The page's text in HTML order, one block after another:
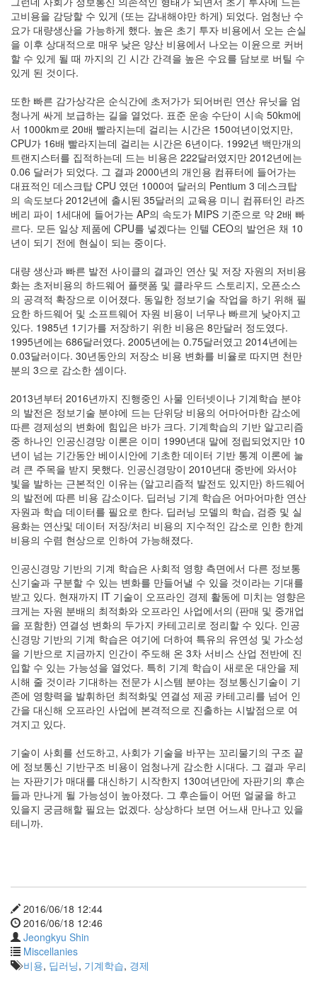
고비용을 감당할 수 있게 (또는 감내해야만 하게) 되었다. 엄청난 수
요가 대량생산을 가능하게 했다. 높은 초기 투자 비용에서 오는 손실
을 이후 상대적으로 매우 낮은 양산 비용에서 나오는 이윤으로 커버
할 수 있게 될 때 까지의 긴 시간 간격을 높은 수요를 담보로 버틸 수
있게 된 것이다.
또한 빠른 감가상각은 순식간에 초저가가 되어버린 연산 유닛을 엄
청나게 싸게 보급하는 길을 열었다. 표준 운송 수단이 시속 50km에
서 1000km로 20배 빨라지는데 걸리는 시간은 150여년이었지만,
CPU가 16배 빨라지는데 걸리는 시간은 6년이다. 1992년 백만개의
트랜지스터를 집적하는데 드는 비용은 222달러였지만 2012년에는
0.06 달러가 되었다. 그 결과 2000년의 개인용 컴퓨터에 들어가는
대표적인 데스크탑 CPU 였던 1000여 달러의 Pentium 3 데스크탑
의 속도보다 2012년에 출시된 35달러의 교육용 미니 컴퓨터인 라즈
베리 파이 1세대에 들어가는 AP의 속도가 MIPS 기준으로 약 2배 빠
르다. 모든 일상 제품에 CPU를 넣겠다는 인텔 CEO의 발언은 채 10
년이 되기 전에 현실이 되는 중이다.
대량 생산과 빠른 발전 사이클의 결과인 연산 및 저장 자원의 저비용
화는 초저비용의 하드웨어 플랫폼 및 클라우드 스토리지, 오픈소스
의 공격적 확장으로 이어졌다. 동일한 정보기술 작업을 하기 위해 필
요한 하드웨어 및 소프트웨어 자원 비용이 너무나 빠르게 낮아지고
있다. 1985년 1기가를 저장하기 위한 비용은 8만달러 정도였다.
1995년에는 686달러였다. 2005년에는 0.75달러였고 2014년에는
0.03달러이다. 30년동안의 저장소 비용 변화를 비율로 따지면 천만
분의 3으로 감소한 셈이다.
2013년부터 2016년까지 진행중인 사물 인터넷이나 기계학습 분야
의 발전은 정보기술 분야에 드는 단위당 비용의 어마어마한 감소에
따른 경제성의 변화에 힘입은 바가 크다. 기계학습의 기반 알고리즘
중 하나인 인공신경망 이론은 이미 1990년대 말에 정립되었지만 10
년이 넘는 기간동안 베이시안에 기초한 데이터 기반 통계 이론에 눌
려 큰 주목을 받지 못했다. 인공신경망이 2010년대 중반에 와서야
빛을 발하는 근본적인 이유는 (알고리즘적 발전도 있지만) 하드웨어
의 발전에 따른 비용 감소이다. 딥러닝 기계 학습은 어마어마한 연산
자원과 학습 데이터를 필요로 한다. 딥러닝 모델의 학습, 검증 및 실
용화는 연산및 데이터 저장/처리 비용의 지수적인 감소로 인한 한계
비용의 수렴 현상으로 인하여 가능해졌다.
인공신경망 기반의 기계 학습은 사회적 영향 측면에서 다른 정보통
신기술과 구분할 수 있는 변화를 만들어낼 수 있을 것이라는 기대를
받고 있다. 현재까지 IT 기술이 오프라인 경제 활동에 미치는 영향은
크게는 자원 분배의 최적화와 오프라인 사업에서의 (판매 및 중개업
을 포함한) 연결성 변화의 두가지 카테고리로 정리할 수 있다. 인공
신경망 기반의 기계 학습은 여기에 더하여 특유의 유연성 및 가소성
을 기반으로 지금까지 인간이 주도해 온 3차 서비스 산업 전반에 진
입할 수 있는 가능성을 열었다. 특히 기계 학습이 새로운 대안을 제
시해 줄 것이라 기대하는 전문가 시스템 분야는 정보통신기술이 기
존에 영향력을 발휘하던 최적화및 연결성 제공 카테고리를 넘어 인
간을 대신해 오프라인 사업에 본격적으로 진출하는 시발점으로 여
겨지고 있다.
기술이 사회를 선도하고, 사회가 기술을 바꾸는 꼬리물기의 구조 끝
에 정보통신 기반구조 비용이 엄청나게 감소한 시대다. 그 결과 우리
는 자판기가 매대를 대신하기 시작한지 130여년만에 자판기의 후손
들과 만나게 될 가능성이 높아졌다. 그 후손들이 어떤 얼굴을 하고
있을지 궁금해할 필요는 없겠다. 상상하다 보면 어느새 만나고 있을
테니까.
2016/06/18 12:44
2016/06/18 12:46
Jeongkyu Shin
Miscellanies
비용, 딥러닝, 기계학습, 경제
학
2
생
활
과
물
학
1
공
부
여
행
2
삽
질
기
록
Mac
0
리
눅
스
0
윈
도
0
lablup
0
의
견
형
성
동
역
학
0
7
Recent
Posts
비
용
감
소
시
대
와
딥
러
닝
by
Jeongkyu
Shin
전
정
리
by
Jeongkyu
Shin